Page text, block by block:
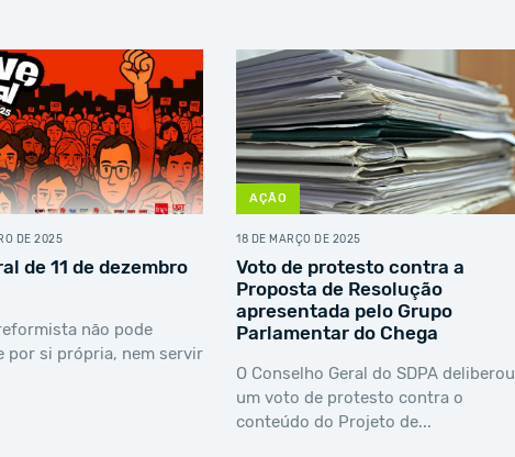
DE 2025
de 11 de dezembro
não pode
por si própria, nem servir
AÇÃO
18 DE MARÇO DE 2025
Voto de protesto contra a
Proposta de Resolução
apresentada pelo Grupo
Parlamentar do Chega
O Conselho Geral do SDPA deliberou
um voto de protesto contra o
conteúdo do Projeto de...